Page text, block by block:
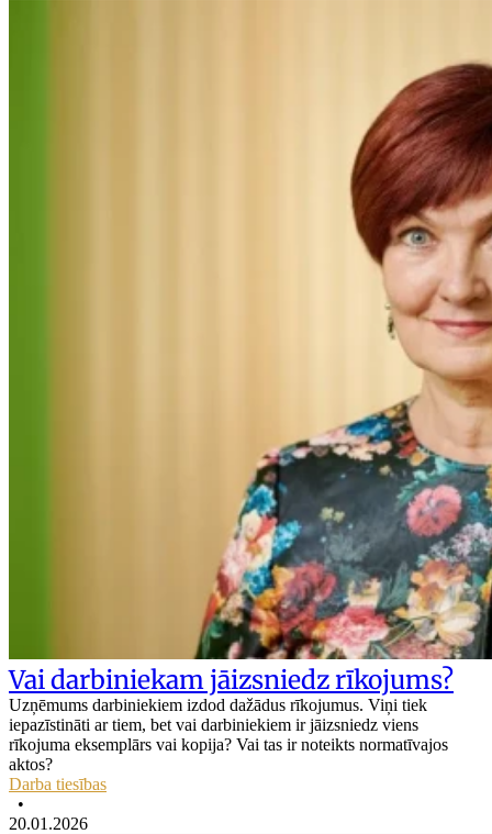
Vai darbiniekam jāizsniedz rīkojums?
Uzņēmums darbiniekiem izdod dažādus rīkojumus. Viņi tiek
iepazīstināti ar tiem, bet vai darbiniekiem ir jāizsniedz viens
rīkojuma eksemplārs vai kopija? Vai tas ir noteikts normatīvajos
aktos?
Darba tiesības
•
20.01.2026